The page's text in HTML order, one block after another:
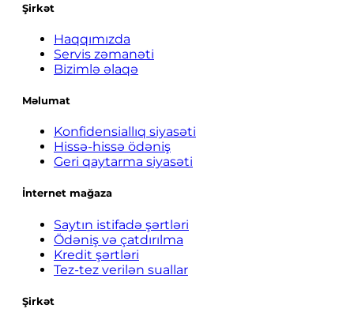
Şirkət
Haqqımızda
Servis zəmanəti
Bizimlə əlaqə
Məlumat
Konfidensiallıq siyasəti
Hissə-hissə ödəniş
Geri qaytarma siyasəti
İnternet mağaza
Saytın istifadə şərtləri
Ödəniş və çatdırılma
Kredit şərtləri
Tez-tez verilən suallar
Şirkət